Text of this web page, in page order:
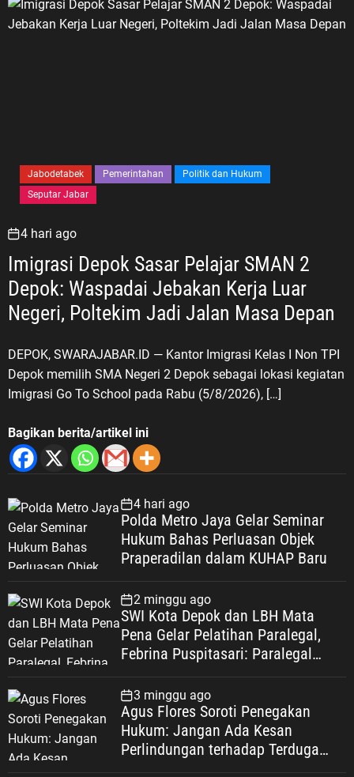
Jabodetabek Pemerintahan
Politik dan Hukum
Seputar Jabar
4 hari ago
Imigrasi Depok Sasar Pelajar SMAN 2
Depok: Waspadai Jebakan Kerja Luar
DEPOK, SWARAJABAR.ID — Kantor Imigrasi Kelas I Non TPI
Depok memilih SMA Negeri 2 Depok sebagai lokasi kegiatan
Imigrasi Go To School pada Rabu (5/8/2026), […]
Bagikan berita/artikel ini
4 hari ago
Polda Metro Jaya Gelar Seminar
Hukum Bahas Perluasan Objek
Praperadilan dalam KUHAP Baru
2 minggu ago
SWI Kota Depok dan LBH Mata
Pena Gelar Pelatihan Paralegal,
Febrina Puspitasari: Paralegal
Keadilan Warga Depok
3 minggu ago
Agus Flores Soroti Penegakan
Hukum: Jangan Ada Kesan
Perlindungan terhadap Terduga